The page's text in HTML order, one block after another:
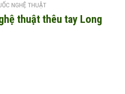
NGHỆ THUẬT
thuật thêu tay Long